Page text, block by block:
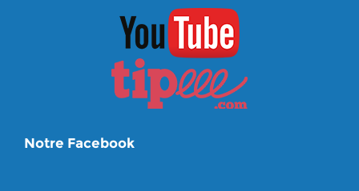
Notre Facebook